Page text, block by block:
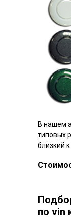
В нашем
типовых
близкий
по vin